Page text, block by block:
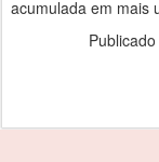
acumulada em mais
Publicado